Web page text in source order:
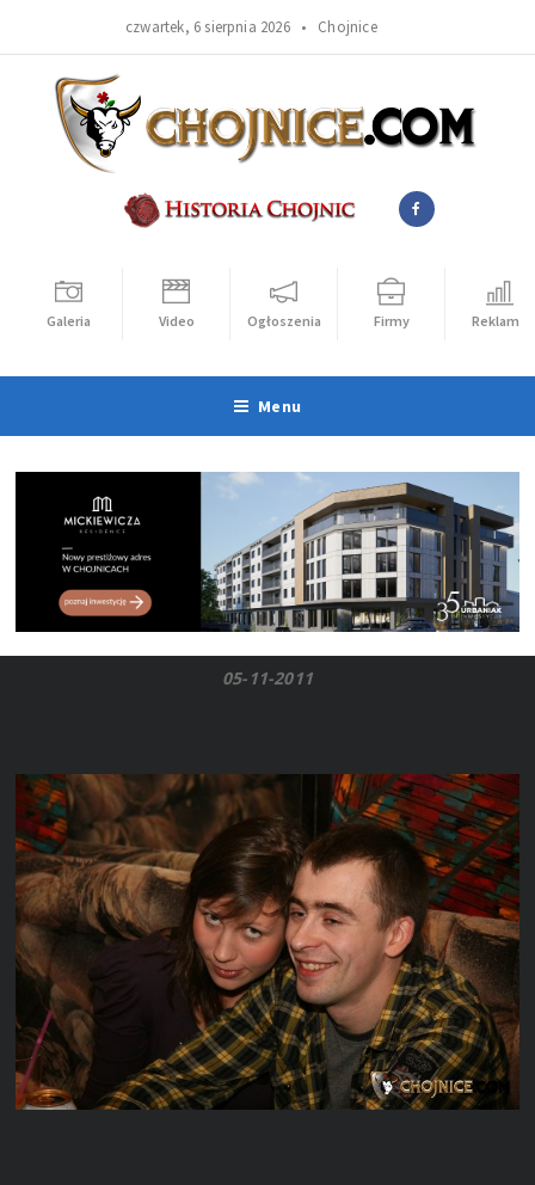
czwartek, 6 sierpnia 2026 • Chojnice
Galeria Video Ogłoszenia Firmy Reklama
Menu
05-11-2011